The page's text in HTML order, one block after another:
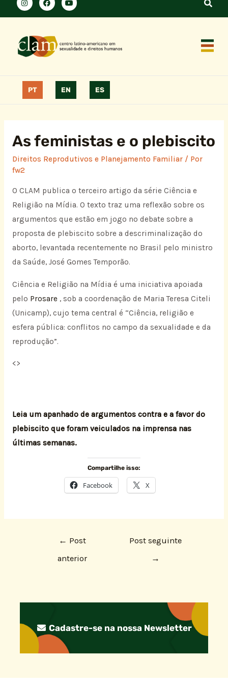
PT EN ES
As feministas e o plebiscito
Direitos Reprodutivos e Planejamento Familiar/ Por
fw2
O CLAM publica o terceiro artigo da série Ciência e
Religião na Mídia. O texto traz uma reflexão sobre os
argumentos que estão em jogo no debate sobre a
proposta de plebiscito sobre a descriminalização do
aborto, levantada recentemente no Brasil pelo ministro
da Saúde, José Gomes Temporão.
Ciência e Religião na Mídia é uma iniciativa apoiada
pelo Prosare , sob a coordenação de Maria Teresa Citeli
(Unicamp), cujo tema central é “Ciência, religião e
esfera pública: conflitos no campo da sexualidade e da
reprodução”.
<>
Leia um apanhado de argumentos contra e a favor do
plebiscito que foram veiculados na imprensa nas
últimas semanas.
Compartilhe isso:
Facebook X
← Post
anterior
Post seguinte
→
Cadastre-se na nossa Newsletter